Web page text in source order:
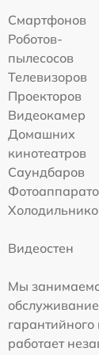
Смартфонов
Роботов-
пылесосов
Телевизоров
Проекторов
Видеокамер
Домашних
кинотеатров
Саундбаров
Видеостен
Мы
работает